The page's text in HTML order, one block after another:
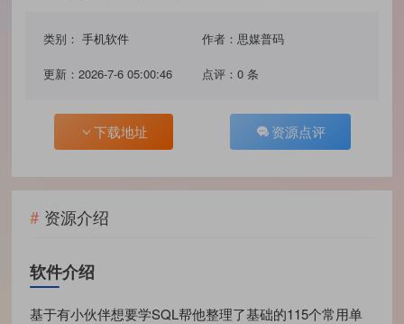
类别：手机软件 作者：思媒普码
更新：2026-7-6 05:00:46 点评：0 条
下载地址 资源点评
资源介绍
软件介绍
基于有小伙伴想要学SQL帮他整理了基础的115个常用单